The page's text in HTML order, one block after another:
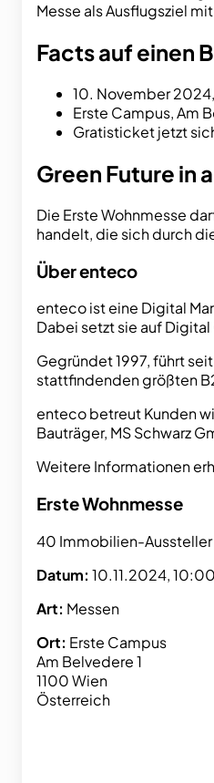
Messe als Ausflugsziel
Facts auf einen
10. November
Erste Campus, Am
Gratisticket jetzt
Green Future in
Die Erste Wohnmesse
handelt, die sich durch
Über enteco
enteco ist eine Digital
Dabei setzt sie auf
Gegründet 1997, führt
stattfindenden größten
enteco betreut Kunden
Bauträger, MS Schwarz
Weitere Informationen
Erste Wohnmesse
40 Immobilien-Aussteller
Datum: 10.11.2024,
Art: Messen
Ort: Erste Campus
Am Belvedere 1
1100 Wien
Österreich